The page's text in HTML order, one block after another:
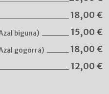
18,00 €
biguna) 15,00 €
gogorra) 18,00 €
12,00 €